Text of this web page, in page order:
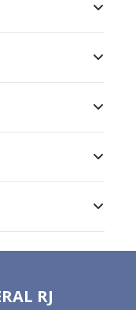
RJ